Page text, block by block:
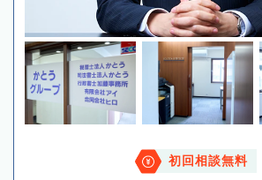
初回相談無料